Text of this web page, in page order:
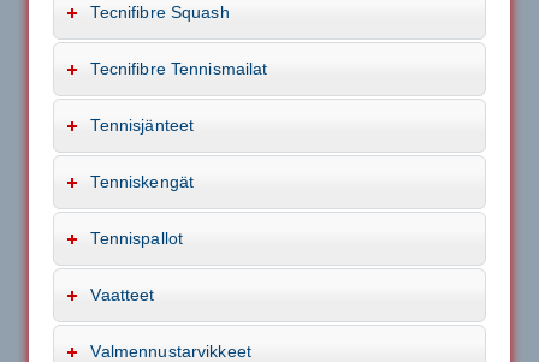
Tecnifibre Squash
Tecnifibre Tennismailat
Tennisjänteet
Tenniskengät
Tennispallot
Vaatteet
Valmennustarvikkeet